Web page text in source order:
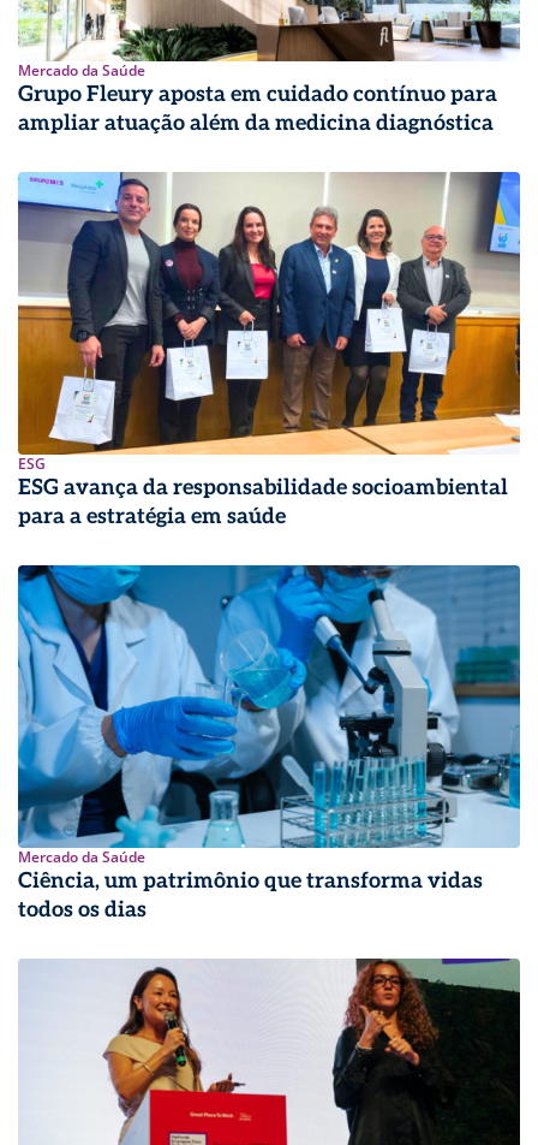
Mercado da Saúde
Grupo Fleury aposta em cuidado contínuo para
ampliar atuação além da medicina diagnóstica
ESG
ESG avança da responsabilidade socioambiental
para a estratégia em saúde
Mercado da Saúde
Ciência, um patrimônio que transforma vidas
todos os dias